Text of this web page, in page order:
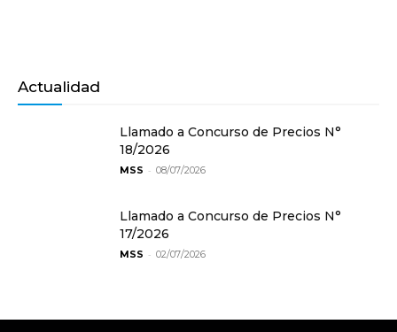
Actualidad
Llamado a Concurso de Precios N°
18/2026
MSS - 08/07/2026
Llamado a Concurso de Precios N°
17/2026
MSS - 02/07/2026